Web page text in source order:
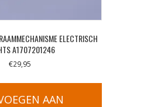
ELECTRISCH
A1707201246
€29,95
AAN